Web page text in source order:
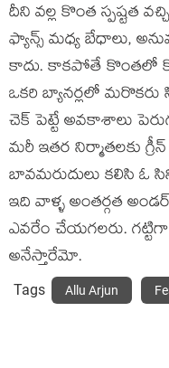
దీని వల్ల కొంత స్పష్టత
ఫ్యాన్స్ మధ్య బేధాలు,
కాదు. కాకపోతే కొంతలో
ఒకరి బ్యానర్లలో మరొకరు
చెక్ పెట్టే అవకాశాలు
మరీ ఇతర నిర్మాతలకు
బావమరుదులు కలిసి ఓ
ఇది వాళ్ళ అంతర్గత
ఎవరేం చేయగలరు.
అనేస్తారేమో.
Tags Allu Arjun